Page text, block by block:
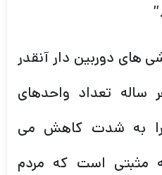
های دوربین دار آنقدر
تعداد واحدهای
را به شدت کاهش می
مثبتی است که مردم